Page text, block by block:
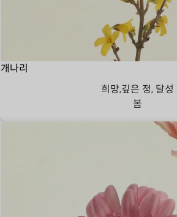
개나리
희망,깊은 정, 달성
봄